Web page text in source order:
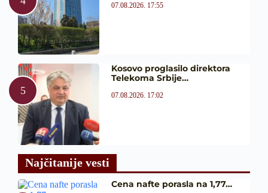
07.08.2026. 17:55
Kosovo proglasilo direktora
Telekoma Srbije…
07.08.2026. 17:02
Najčitanije vesti
Cena nafte porasla na 1,77…